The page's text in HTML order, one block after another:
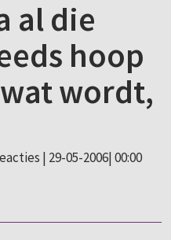
al die
hoop
wordt,
| 29-05-2006| 00:00